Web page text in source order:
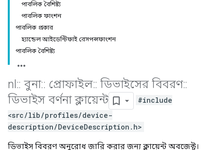
পাবলিক বৈশিষ্ট্য
পাবলিক ফাংশন
পাবলিক প্রকার
হ্যান্ডেল আইডেন্টিফাই রেসপন্সফাংশন
পাবলিক বৈশিষ্ট্য
nl :: বুনা:: প্রোফাইল:: ডিভাইসের বিবরণ::
ডিভাইস বর্ণনা ক্লায়েন্ট
#include
<src/lib/profiles/device-
description/DeviceDescription.h>
ডিভাইস বিবরণ অনুরোধ জারি করার জন্য ক্লায়েন্ট অবজেক্ট।